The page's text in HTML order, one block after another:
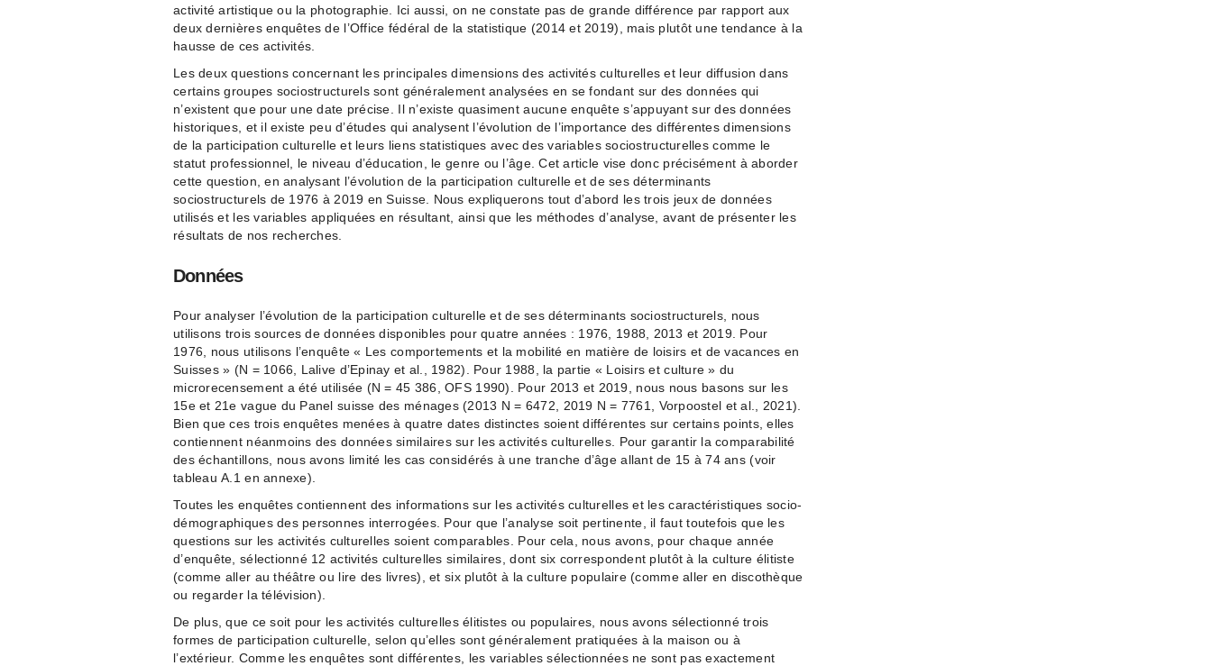
activité artistique ou la photographie. Ici aussi, on ne constate pas de grande différence par rapport aux
deux dernières enquêtes de l’Office fédéral de la statistique (2014 et 2019), mais plutôt une tendance à la
hausse de ces activités.
Les deux questions concernant les principales dimensions des activités culturelles et leur diffusion dans
certains groupes sociostructurels sont généralement analysées en se fondant sur des données qui
n’existent que pour une date précise. Il n’existe quasiment aucune enquête s’appuyant sur des données
historiques, et il existe peu d’études qui analysent l’évolution de l’importance des différentes dimensions
de la participation culturelle et leurs liens statistiques avec des variables sociostructurelles comme le
statut professionnel, le niveau d’éducation, le genre ou l’âge. Cet article vise donc précisément à aborder
cette question, en analysant l’évolution de la participation culturelle et de ses déterminants
sociostructurels de 1976 à 2019 en Suisse. Nous expliquerons tout d’abord les trois jeux de données
utilisés et les variables appliquées en résultant, ainsi que les méthodes d’analyse, avant de présenter les
résultats de nos recherches.
Données
Pour analyser l’évolution de la participation culturelle et de ses déterminants sociostructurels, nous
utilisons trois sources de données disponibles pour quatre années : 1976, 1988, 2013 et 2019. Pour
1976, nous utilisons l’enquête « Les comportements et la mobilité en matière de loisirs et de vacances en
Suisses » (N = 1066, Lalive d’Epinay et al., 1982). Pour 1988, la partie « Loisirs et culture » du
microrecensement a été utilisée (N = 45 386, OFS 1990). Pour 2013 et 2019, nous nous basons sur les
15e et 21e vague du Panel suisse des ménages (2013 N = 6472, 2019 N = 7761, Vorpoostel et al., 2021).
Bien que ces trois enquêtes menées à quatre dates distinctes soient différentes sur certains points, elles
contiennent néanmoins des données similaires sur les activités culturelles. Pour garantir la comparabilité
des échantillons, nous avons limité les cas considérés à une tranche d’âge allant de 15 à 74 ans (voir
tableau A.1 en annexe).
Toutes les enquêtes contiennent des informations sur les activités culturelles et les caractéristiques socio-
démographiques des personnes interrogées. Pour que l’analyse soit pertinente, il faut toutefois que les
questions sur les activités culturelles soient comparables. Pour cela, nous avons, pour chaque année
d’enquête, sélectionné 12 activités culturelles similaires, dont six correspondent plutôt à la culture élitiste
(comme aller au théâtre ou lire des livres), et six plutôt à la culture populaire (comme aller en discothèque
ou regarder la télévision).
De plus, que ce soit pour les activités culturelles élitistes ou populaires, nous avons sélectionné trois
formes de participation culturelle, selon qu’elles sont généralement pratiquées à la maison ou à
l’extérieur. Comme les enquêtes sont différentes, les variables sélectionnées ne sont pas exactement